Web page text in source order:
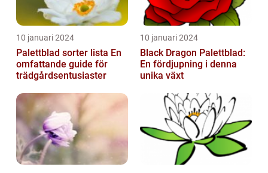
10 januari 2024
Palettblad sorter lista En
omfattande guide för
trädgårdsentusiaster
10 januari 2024
Black Dragon Palettblad:
En fördjupning i denna
unika växt